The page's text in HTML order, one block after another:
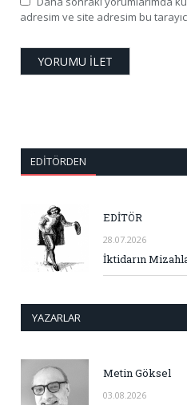
adresim ve site adresim bu
EDITÖRDEN
EDİTÖR
28.07.2026
İktidarın
YAZARLAR
Metin Göksel
03.08.2026